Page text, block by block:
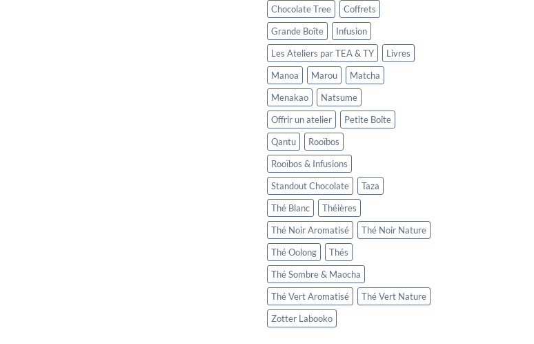
Chocolate Tree
Coffrets
Grande Boîte
Infusion
Les Ateliers par TEA & TY
Livres
Manoa
Marou
Matcha
Menakao
Natsume
Offrir un atelier
Petite Boîte
Qantu
Rooïbos
Rooïbos & Infusions
Standout Chocolate
Taza
Thé Blanc
Théières
Thé Noir Aromatisé
Thé Noir Nature
Thé Oolong
Thés
Thé Sombre & Maocha
Thé Vert Aromatisé
Thé Vert Nature
Zotter Labooko